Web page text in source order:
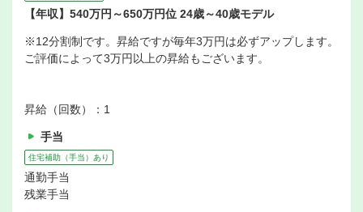
【年収】540万円～650万円位 24歳～40歳モデル
※12分割制です。昇給ですが毎年3万円は必ずアップします。
ご評価によって3万円以上の昇給もございます。
昇給（回数）：1
手当
住宅補助（手当）あり
通勤手当
残業手当